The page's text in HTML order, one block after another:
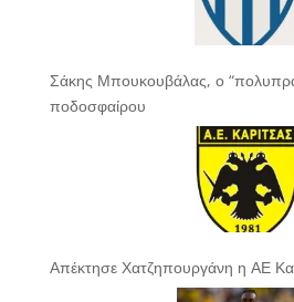
Σάκης Μπουκουβάλας, ο
ποδοσφαίρου
Απέκτησε Χατζηπουργάνη η ΑΕ